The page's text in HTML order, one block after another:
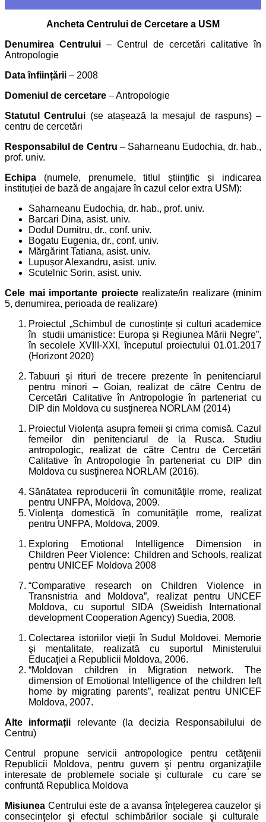
Ancheta Centrului de Cercetare a USM
Denumirea Centrului – Centrul de cercetări calitative în
Antropologie
Data înființării – 2008
Domeniul de cercetare – Antropologie
Statutul Centrului (se atașează la mesajul de raspuns) –
centru de cercetări
Responsabilul de Centru – Saharneanu Eudochia, dr. hab.,
prof. univ.
Echipa (numele, prenumele, titlul științific și indicarea
instituției de bază de angajare în cazul celor extra USM):
Saharneanu Eudochia, dr. hab., prof. univ.
Barcari Dina, asist. univ.
Dodul Dumitru, dr., conf. univ.
Bogatu Eugenia, dr., conf. univ.
Mărgărint Tatiana, asist. univ.
Lupușor Alexandru, asist. univ.
Scutelnic Sorin, asist. univ.
Cele mai importante proiecterealizate/in realizare (minim
5, denumirea, perioada de realizare)
Proiectul „Schimbul de cunoștințe și culturi academice
în studii umanistice: Europa și Regiunea Mării Negre”,
în secolele XVIII-XXI, începutul proiectului 01.01.2017
(Horizont 2020)
Tabuuri şi rituri de trecere prezente în penitenciarul
pentru minori – Goian, realizat de către Centru de
Cercetări Calitative în Antropologie în parteneriat cu
DIP din Moldova cu susţinerea NORLAM (2014)
Proiectul Violența asupra femeii și crima comisă. Cazul
femeilor din penitenciarul de la Rusca. Studiu
antropologic, realizat de către Centru de Cercetări
Calitative în Antropologie în parteneriat cu DIP din
Moldova cu susţinerea NORLAM (2016).
Sănătatea reproducerii în comunităţile rrome, realizat
pentru UNFPA, Moldova, 2009.
Violenţa domestică în comunităţile rrome, realizat
pentru UNFPA, Moldova, 2009.
Exploring Emotional Intelligence Dimension in
Children Peer Violence: Children and Schools, realizat
pentru UNICEF Moldova 2008
“Comparative research on Children Violence in
Transnistria and Moldova”, realizat pentru UNCEF
Moldova, cu suportul SIDA (Sweidish International
development Cooperation Agency) Suedia, 2008.
Colectarea istoriilor vieţii în Sudul Moldovei. Memorie
şi mentalitate, realizată cu suportul Ministerului
Educaţiei a Republicii Moldova, 2006.
“Moldovan children in Migration network. The
dimension of Emotional Intelligence of the children left
home by migrating parents”, realizat pentru UNICEF
Moldova, 2007.
Alte informații relevante (la decizia Responsabilului de
Centru)
Centrul propune servicii antropologice pentru cetăţenii
Republicii Moldova, pentru guvern şi pentru organizaţiile
interesate de problemele sociale şi culturale cu care se
confruntă Republica Moldova
Misiunea Centrului este de a avansa înţelegerea cauzelor şi
consecinţelor şi efectul schimbărilor sociale şi culturale